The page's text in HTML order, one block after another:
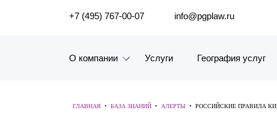
ПОИСК ПО САЙТУ
+7 (495) 767-00-07 info@pgplaw.ru
О компании Услуги География услуг
ГЛАВНАЯ • БАЗА ЗНАНИЙ • АЛЕРТЫ • РОССИЙСКИЕ ПРАВИЛА